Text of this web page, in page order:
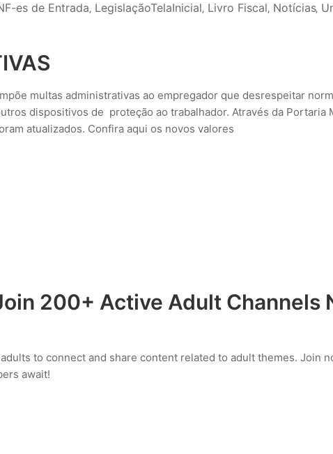
es de Entrada‚ LegislaçãoTelaInicial‚ Livro Fiscal‚ Notícias‚
multas administrativas ao empregador que desrespeitar
dispositivos de proteção ao trabalhador. Através da Portaria
atualizados. Confira aqui os novos valores
200+ Active Adult Channels
to connect and share content related to adult themes. Join
await!